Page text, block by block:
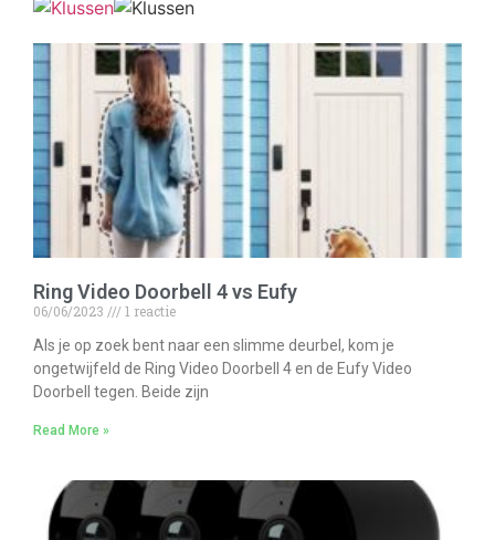
Ring Video Doorbell 4 vs Eufy
06/06/2023
1 reactie
Als je op zoek bent naar een slimme deurbel, kom je
ongetwijfeld de Ring Video Doorbell 4 en de Eufy Video
Doorbell tegen. Beide zijn
Read More »